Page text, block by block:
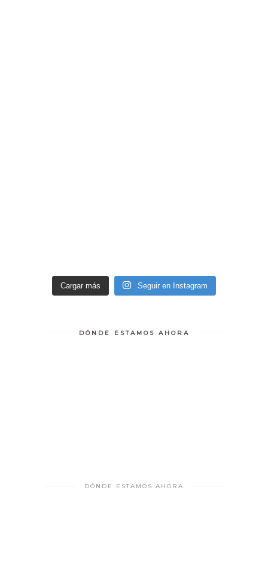
Cargar más Seguir en Instagram
DÓNDE ESTAMOS AHORA
DÓNDE ESTAMOS AHORA